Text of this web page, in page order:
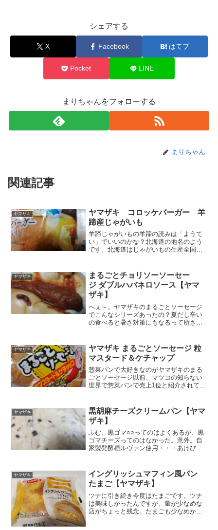
シェアする
X Facebook はてブ
Pocket LINE
まりちゃんをフォローする
まりちゃん
関連記事
ヤマザキ
ヤマザキ コロッケバーガー 羊
蹄産じゃがいも
羊蹄じゃがいもの羊蹄の読みは「ようて
い」でいいのかな？北海道の地名のよう
です。北海道はじゃがいもの生産全国一
目。結構パンの部分も厚い感じ。頂きま
ーす。コロッケバーガーっ...
ヤマザキ
まるごとチョリソーソーセー
ジ ダブルハバネロソース【ヤマ
ザキ】
へぇ～。ヤマザキのまるごとソーセージ
でこんなシリーズあったの？夏だし辛い
の食べると暑さ対策にもなるって所さん
ロより辛そうだけど。まぁそうだわなぁ
～(*´Д｀)わぁ！い...
ヤマザキ
ヤマザキ まるごとソーセージ 粒
マスタード＆ケチャップ
惣菜パンで大好きなのがヤマザキのまる
ごとソーセージ以前、マツコの知らない
世界で惣菜パンで売上1位と紹介されて以
ません。粒マスタード＆ケチャップ食べ
る前から外さないと確信...
ヤマザキ
黒胡麻チーズクリームパン【ヤマ
ザキ】
ふむ。黒ゴマ○○ってのはよくあるが、黒
ゴマチーズってのはなかった。意外。自
家製発酵種ルヴァン使用・・・あけびみ
ていうのかなぁ～。デニッシュとか、ブ
ールとか、フランスとか...
ヤマザキ
イングリッシュマフィン風パン
たまご【ヤマザキ】
ツナに引き続き今度はたまごです。ツナ
は美味しかったんですが、量が少なめな
店がちょっと残念。たまごも少なめかな